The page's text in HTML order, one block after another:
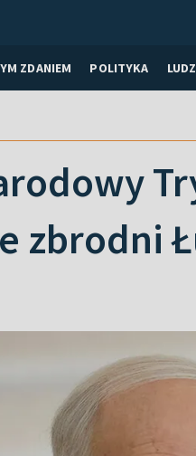
ZDANIEM POLITYKA
zbrodni